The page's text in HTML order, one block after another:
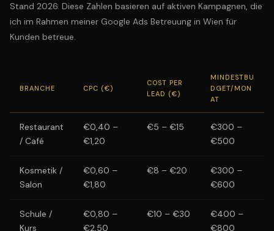
Stand 2026. Diese Zahlen basieren auf aktiven Kampagnen, die
ich im Rahmen meiner Google Ads Betreuung in Wien für
Kunden betreue.
BRANCHE CPC (€)
COST PER
LEAD (€)
MINDESTBU
DGET/MON
AT
Restaurant
/ Café
€0,40 –
€1,20
€5 – €15
€300 –
€500
Kosmetik /
Salon
€0,60 –
€1,80
€8 – €20
€300 –
€600
Schule /
Kurs
€0,80 –
€2,50
€10 – €30
€400 –
€800